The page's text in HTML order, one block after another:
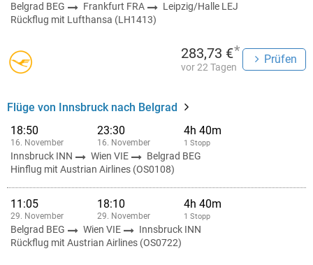
Belgrad BEG Frankfurt FRA
Leipzig/Halle LEJ
Rückflug mit Lufthansa (LH1413)
283,73 €*
vor 22 Tagen
Prüfen
Flüge von Innsbruck nach Belgrad
18:50
16. November
23:30
16. November
4h 40m
1 Stopp
Innsbruck INN Wien VIE
Belgrad BEG
Hinflug mit Austrian Airlines (OS0108)
11:05
29. November
18:10
29. November
4h 40m
1 Stopp
Belgrad BEG Wien VIE
Innsbruck INN
Rückflug mit Austrian Airlines (OS0722)